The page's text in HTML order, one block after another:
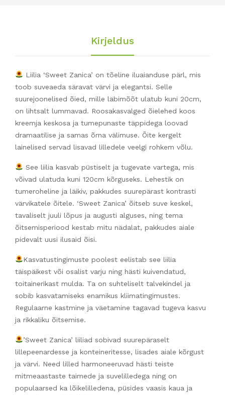
Kirjeldus
Liilia ‘Sweet Zanica’ on tõeline iluaianduse pärl, mis
toob suveaeda säravat värvi ja elegantsi. Selle
suurejoonelised õied, mille läbimõõt ulatub kuni 20cm,
on lihtsalt lummavad. Roosakasvalged õielehed koos
kreemja keskosa ja tumepunaste täppidega loovad
dramaatilise ja samas õrna välimuse. Õite kergelt
lainelised servad lisavad lilledele veelgi rohkem võlu.
See liilia kasvab püstiselt ja tugevate vartega, mis
võivad ulatuda kuni 120cm kõrguseks. Lehestik on
tumeroheline ja läikiv, pakkudes suurepärast kontrasti
värvikatele õitele. ‘Sweet Zanica’ õitseb suve keskel,
tavaliselt juuli lõpus ja augusti alguses, ning tema
õitsemisperiood kestab mitu nädalat, pakkudes aiale
pidevalt uusi ilusaid õisi.
Kasvatustingimuste poolest eelistab see liilia
täispäikest või osalist varju ning hästi kuivendatud,
toitainerikast mulda. Ta on suhteliselt talvekindel ja
sobib kasvatamiseks enamikus kliimatingimustes.
Regulaarne kastmine ja väetamine tagavad tugeva kasvu
ja rikkaliku õitsemise.
’Sweet Zanica’ liiliad sobivad suurepäraselt
lillepeenardesse ja konteineritesse, lisades aiale kõrgust
ja värvi. Need lilled harmoneeruvad hästi teiste
mitmeaastaste taimede ja suvelilledega ning on
populaarsed ka lõikelilledena, püsides vaasis kaua ja